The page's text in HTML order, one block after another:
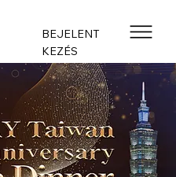
BEJELENT
KEZÉS